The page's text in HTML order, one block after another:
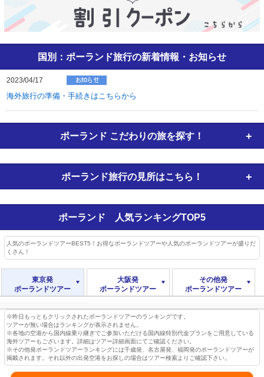
国別：ポーランド旅行の新着情報・お知らせ
2023/04/17
海外旅行の準備・手続きはこちらから
ポーランド こだわりの旅を探す！
ポーランド旅行の見所はこちら！
ポーランド 人気ランキングTOP5
人気のポーランドツアーBEST5！お得なポーランドツアーや人気のポーランドツアーが盛りだ
くさん！
東京発
ポーランドツアー
大阪発
ポーランドツアー
その他発
ポーランドツアー
※昨日もっともクリックされたポーランドツアーのランキングです。
ツアーが無い場合はランキングが表示されません。
※各地の空港から国内線乗り継ぎでご参加いただける国内線特別代金プランをご用意している
海外ツアーもございます。詳細はツアー詳細画面にてご確認ください。
※その他発ポーランドツアーランキングには千歳発、名古屋発、福岡発のポーランドツアーが
掲載されます。それ以外の出発空港をお探しの場合はツアー検索よりご確認下さい。